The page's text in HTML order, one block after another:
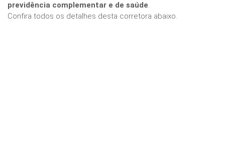
previdência complementar e de saúde.
Confira todos os detalhes desta corretora abaixo.